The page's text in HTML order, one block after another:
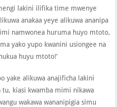
lakini ilifika time mwenye
anakaa yeye alikuwa ananipa
namwonea huruma huyo mtoto,
yako yupo kwanini usiongee na
huyu mtoto!’
yake alikuwa anajificha lakini
kiasi kwamba mimi nikawa
wakawa wananipigia simu